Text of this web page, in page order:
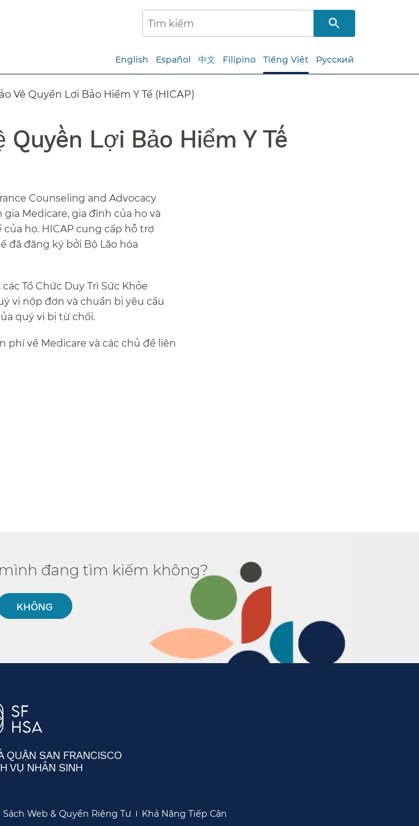
English Español 中文 Filipino Tiếng Việt Русский
Vệ Quyền Lợi Bảo Hiểm Y Tế (HICAP)​​
Lợi Bảo Hiểm Y Tế
Counseling and Advocacy
Medicare, gia đình của họ và
họ. HICAP cung cấp hỗ trợ
đã đăng ký bởi Bộ Lão hóa
Tổ Chức Duy Trì Sức Khỏe
vị nộp đơn và chuẩn bị yêu cầu
quý vị bị từ chối.​​
về Medicare và các chủ đề liên
đang tìm kiếm không?​​
KHÔNG​​
QUẬN SAN FRANCISCO
VỤ NHÂN SINH
Web & Quyền Riêng Tư​​ Khả Năng Tiếp Cận​​